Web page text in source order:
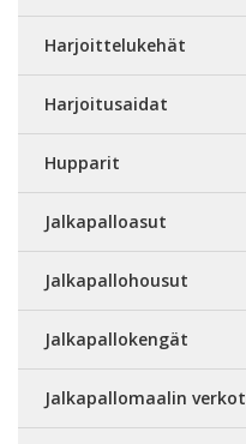
Harjoittelukehät
Harjoitusaidat
Hupparit
Jalkapalloasut
Jalkapallohousut
Jalkapallokengät
Jalkapallomaalin verkot